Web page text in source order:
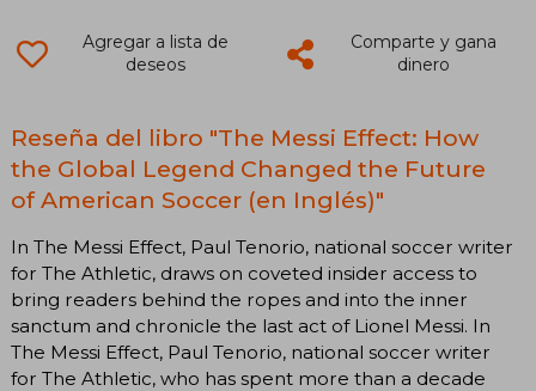
Agregar a lista de
deseos
Comparte y gana
dinero
Reseña del libro "The Messi Effect: How
the Global Legend Changed the Future
of American Soccer (en Inglés)"
In The Messi Effect, Paul Tenorio, national soccer writer
for The Athletic, draws on coveted insider access to
bring readers behind the ropes and into the inner
sanctum and chronicle the last act of Lionel Messi. In
The Messi Effect, Paul Tenorio, national soccer writer
for The Athletic, who has spent more than a decade